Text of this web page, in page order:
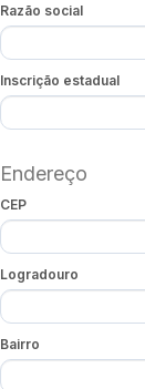
Razão social
Inscrição estadual
Endereço
CEP
Logradouro
Bairro